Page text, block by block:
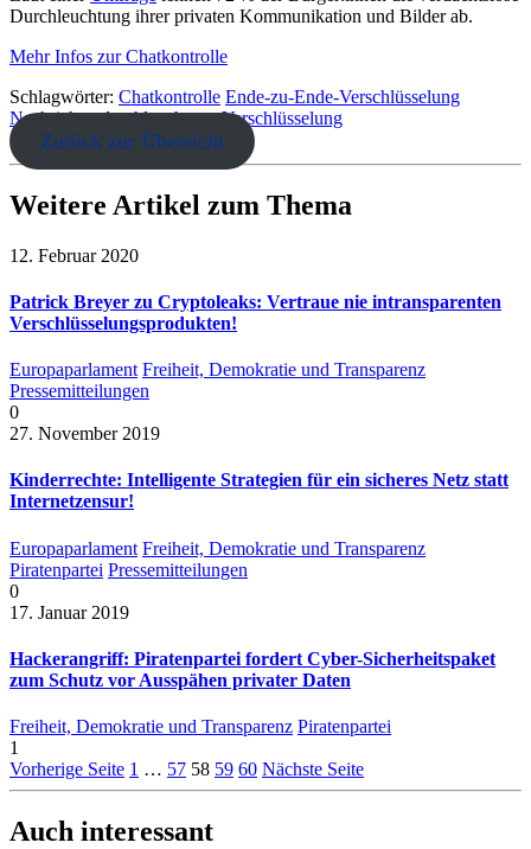
Durchleuchtung ihrer privaten Kommunikation und Bilder ab.
Mehr Infos zur Chatkontrolle
Schlagwörter: Chatkontrolle Ende-zu-Ende-Verschlüsselung
Nachrichtendurchleuchtung Verschlüsselung
Zurück zur Übersicht
Weitere Artikel zum Thema
12. Februar 2020
Patrick Breyer zu Cryptoleaks: Vertraue nie intransparenten
Verschlüsselungsprodukten!
Europaparlament Freiheit, Demokratie und Transparenz
Pressemitteilungen
0
27. November 2019
Kinderrechte: Intelligente Strategien für ein sicheres Netz statt
Internetzensur!
Europaparlament Freiheit, Demokratie und Transparenz
Piratenpartei Pressemitteilungen
0
17. Januar 2019
Hackerangriff: Piratenpartei fordert Cyber-Sicherheitspaket
zum Schutz vor Ausspähen privater Daten
Freiheit, Demokratie und Transparenz Piratenpartei
1
Vorherige Seite 1 … 57 58 59 60 Nächste Seite
Auch interessant